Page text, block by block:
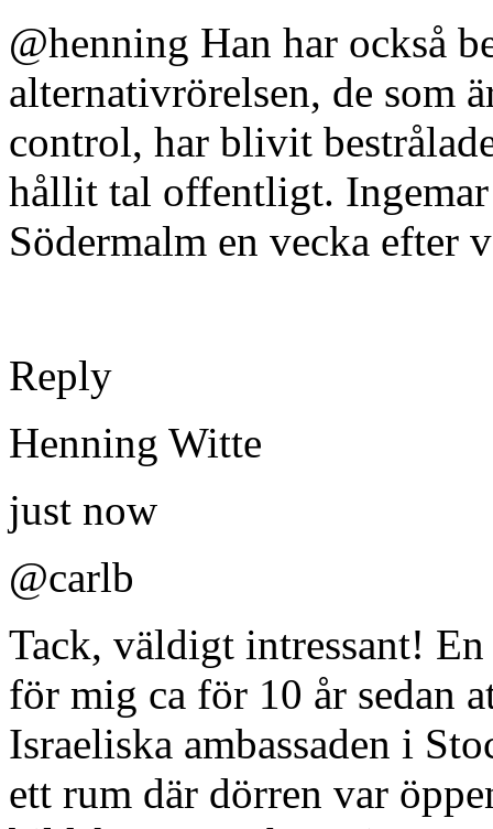
@henning Han har också
alternativrörelsen, de som
control, har blivit
hållit tal offentligt.
Södermalm en vecka efter
Reply
Henning Witte
just now
@carlb
Tack, väldigt intressant!
för mig ca för 10 år sedan
Israeliska ambassaden i
ett rum där dörren var